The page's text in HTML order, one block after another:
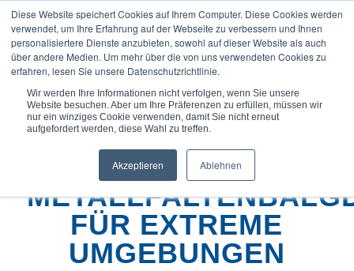
Diese Website speichert Cookies auf Ihrem Computer. Diese Cookies werden
verwendet, um Ihre Erfahrung auf der Webseite zu verbessern und Ihnen
personalisiertere Dienste anzubieten, sowohl auf dieser Website als auch
über andere Medien. Um mehr über die von uns verwendeten Cookies zu
erfahren, lesen Sie unsere Datenschutzrichtlinie.
Wir werden Ihre Informationen nicht verfolgen, wenn Sie unsere
Website besuchen. Aber um Ihre Präferenzen zu erfüllen, müssen wir
nur ein winziges Cookie verwenden, damit Sie nicht erneut
aufgefordert werden, diese Wahl zu treffen.
Akzeptieren Ablehnen
Du bist hier: Startseite /
Kundenspezifische Metallfaltenbalg-Dichtungen...
KUNDENSPEZIFISCHE
FÜR EXTREME
UMGEBUNGEN